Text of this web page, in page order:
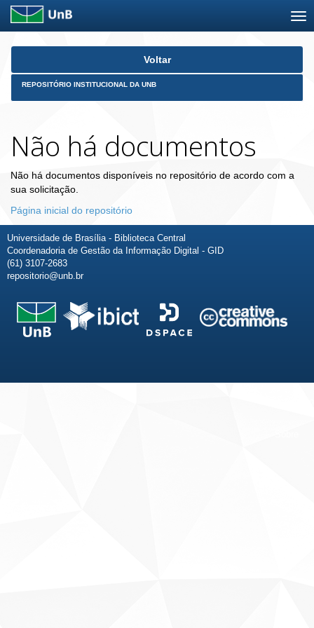
Skip
Voltar
REPOSITÓRIO INSTITUCIONAL DA UNB
Não há documentos
Não há documentos disponíveis no repositório de acordo com a
sua solicitação.
Página inicial do repositório
Universidade de Brasília - Biblioteca Central
Coordenadoria de Gestão da Informação Digital - GID
(61) 3107-2683
repositorio@unb.br